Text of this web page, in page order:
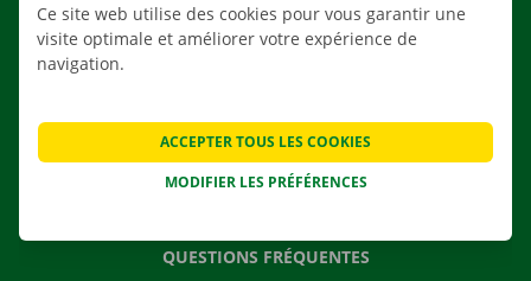
AGENCES
QUESTIONS FRÉQUENTES
Ce site web utilise des cookies pour vous garantir une
visite optimale et améliorer votre expérience de
navigation.
MODIFIER LES PRÉFÉRENCES
ACCEPTER TOUS LES COOKIES